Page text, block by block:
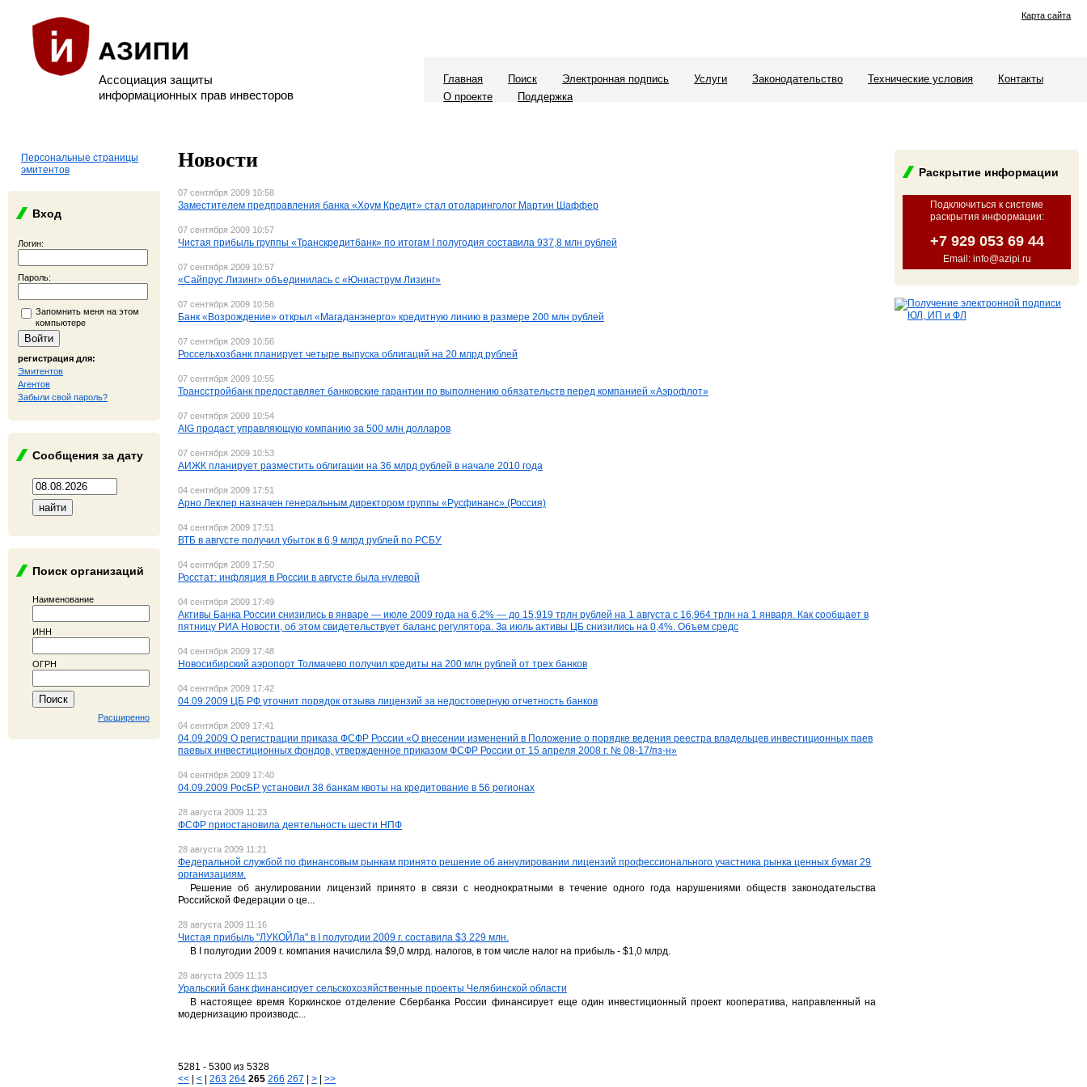
Ассоциация защиты
информационных прав инвесторов
Карта сайта
Главная Поиск Электронная подпись Услуги Законодательство Технические условия
Контакты
О проекте
Поддержка
Персональные страницы
эмитентов
Вход
Логин:
Пароль:
Запомнить меня на этом
компьютере
регистрация для:
Эмитентов
Агентов
Забыли свой пароль?
Сообщения за дату
Поиск организаций
Наименование
ИНН
ОГРН
Расширенно
Раскрытие информации
Подключиться к системе
раскрытия информации:
+7 929 053 69 44
Email: info@azipi.ru
Новости
07 сентября 2009 10:58
Заместителем предправления банка «Хоум Кредит» стал отоларинголог Мартин Шаффер
07 сентября 2009 10:57
Чистая прибыль группы «Транскредитбанк» по итогам I полугодия составила 937,8 млн рублей
07 сентября 2009 10:57
«Сайпрус Лизинг» объединилась с «Юниаструм Лизинг»
07 сентября 2009 10:56
Банк «Возрождение» открыл «Магаданэнерго» кредитную линию в размере 200 млн рублей
07 сентября 2009 10:56
Россельхозбанк планирует четыре выпуска облигаций на 20 млрд рублей
07 сентября 2009 10:55
Трансстройбанк предоставляет банковские гарантии по выполнению обязательств перед компанией «Аэрофлот»
07 сентября 2009 10:54
AIG продаст управляющую компанию за 500 млн долларов
07 сентября 2009 10:53
АИЖК планирует разместить облигации на 36 млрд рублей в начале 2010 года
04 сентября 2009 17:51
Арно Леклер назначен генеральным директором группы «Русфинанс» (Россия)
04 сентября 2009 17:51
ВТБ в августе получил убыток в 6,9 млрд рублей по РСБУ
04 сентября 2009 17:50
Росстат: инфляция в России в августе была нулевой
04 сентября 2009 17:49
Активы Банка России снизились в январе — июле 2009 года на 6,2% — до 15,919 трлн рублей на 1 августа с 16,964 трлн на 1 января. Как сообщает в
пятницу РИА Новости, об этом свидетельствует баланс регулятора. За июль активы ЦБ снизились на 0,4%. Объем средс
04 сентября 2009 17:48
Новосибирский аэропорт Толмачево получил кредиты на 200 млн рублей от трех банков
04 сентября 2009 17:42
04.09.2009 ЦБ РФ уточнит порядок отзыва лицензий за недостоверную отчетность банков
04 сентября 2009 17:41
04.09.2009 О регистрации приказа ФСФР России «О внесении изменений в Положение о порядке ведения реестра владельцев инвестиционных паев
паевых инвестиционных фондов, утвержденное приказом ФСФР России от 15 апреля 2008 г. № 08-17/пз-н»
04 сентября 2009 17:40
04.09.2009 РосБР установил 38 банкам квоты на кредитование в 56 регионах
28 августа 2009 11:23
ФСФР приостановила деятельность шести НПФ
28 августа 2009 11:21
Федеральной службой по финансовым рынкам принято решение об аннулировании лицензий профессионального участника рынка ценных бумаг 29
организациям.
Решение об анулировании лицензий принято в связи с неоднократными в течение одного года нарушениями обществ законодательства
Российской Федерации о це...
28 августа 2009 11:16
Чистая прибыль "ЛУКОЙЛа" в I полугодии 2009 г. составила $3 229 млн.
В I полугодии 2009 г. компания начислила $9,0 млрд. налогов, в том числе налог на прибыль - $1,0 млрд.
28 августа 2009 11:13
Уральский банк финансирует сельскохозяйственные проекты Челябинской области
В настоящее время Коркинское отделение Сбербанка России финансирует еще один инвестиционный проект кооператива, направленный на
модернизацию производс...
5281 - 5300 из 5328
<<
< 263 264 265 266 267 > >>